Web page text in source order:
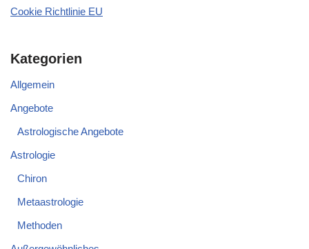
Cookie Richtlinie EU
Kategorien
Allgemein
Angebote
Astrologische Angebote
Astrologie
Chiron
Metaastrologie
Methoden